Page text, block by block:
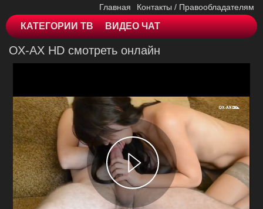
Главная Контакты / Правообладателям
КАТЕГОРИИ ТВ ВИДЕО ЧАТ
ОХ-АХ HD смотреть онлайн